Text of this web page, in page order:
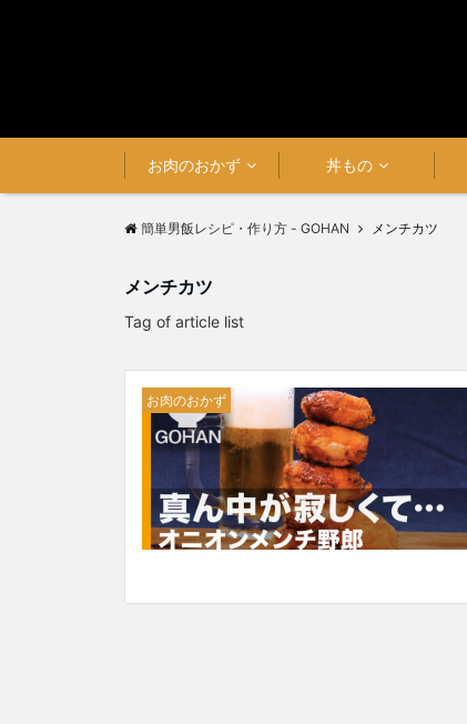
お肉のおかず 丼もの
簡単男飯レシピ・作り方 - GOHAN メンチカツ
メンチカツ
Tag of article list
お肉のおかず